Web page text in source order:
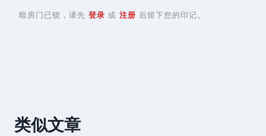
暗房门已锁，请先 登录 或 注册 后留下您的印记。
类似文章